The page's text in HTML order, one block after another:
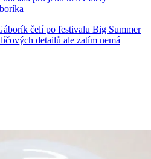
čelí po festivalu Big Summer
detailů ale zatím nemá